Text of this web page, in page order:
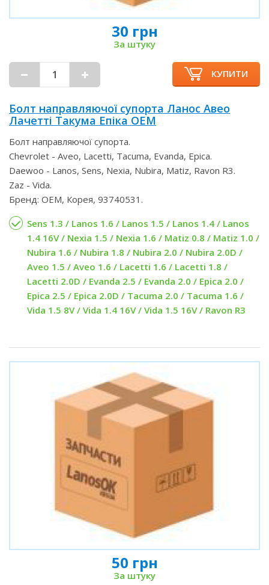
30 грн
За штуку
КУПИТИ
Болт направляючої супорта Ланос Авео
Лачетті Такума Епіка OEM
Болт направляючої супорта.
Chevrolet - Aveo, Lacetti, Tacuma, Evanda, Epica.
Daewoo - Lanos, Sens, Nexia, Nubira, Matiz, Ravon R3.
Zaz - Vida.
Бренд: OEM, Корея, 93740531.
Sens 1.3 / Lanos 1.6 / Lanos 1.5 / Lanos 1.4 / Lanos
1.4 16V / Nexia 1.5 / Nexia 1.6 / Matiz 0.8 / Matiz 1.0 /
Nubira 1.6 / Nubira 1.8 / Nubira 2.0 / Nubira 2.0D /
Aveo 1.5 / Aveo 1.6 / Lacetti 1.6 / Lacetti 1.8 /
Lacetti 2.0D / Evanda 2.5 / Evanda 2.0 / Epica 2.0 /
Epica 2.5 / Epica 2.0D / Tacuma 2.0 / Tacuma 1.6 /
Vida 1.5 8V / Vida 1.4 16V / Vida 1.5 16V / Ravon R3
50 грн
За штуку